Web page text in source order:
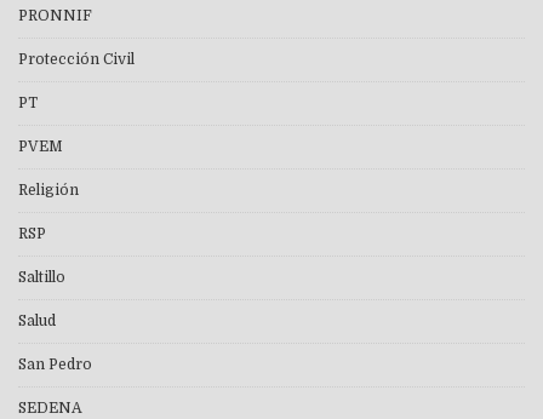
PRONNIF
Protección Civil
PT
PVEM
Religión
RSP
Saltillo
Salud
San Pedro
SEDENA